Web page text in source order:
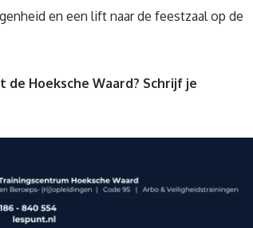
en een lift naar de feestzaal op de
Hoeksche Waard? Schrijf je